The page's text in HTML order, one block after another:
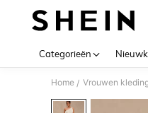
Categorieën
Home / Vrouwen